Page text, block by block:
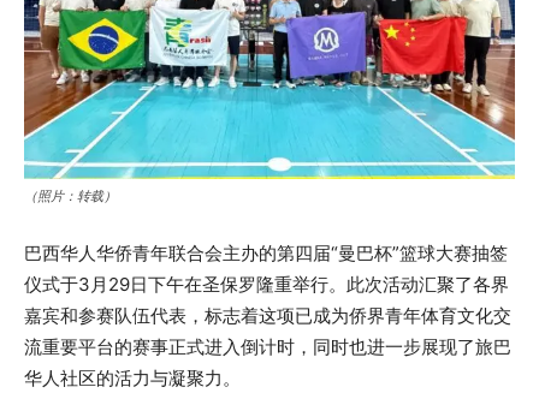
（照片：转载）
巴西华人华侨青年联合会主办的第四届“曼巴杯”篮球大赛抽签
仪式于3月29日下午在圣保罗隆重举行。此次活动汇聚了各界
嘉宾和参赛队伍代表，标志着这项已成为侨界青年体育文化交
流重要平台的赛事正式进入倒计时，同时也进一步展现了旅巴
华人社区的活力与凝聚力。